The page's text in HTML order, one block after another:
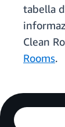
tabella
Clean
Rooms.